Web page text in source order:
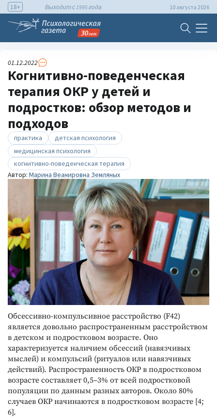
18+ Выходит с 1995 года 10 августа 2026
01.12.2022
Когнитивно-поведенческая
терапия ОКР у детей и
подростков: обзор методов и
подходов
практика
детская психология
медицинская психология
когнитивно-поведенческая терапия
Автор: Марина Веанировна Земляных
Обсессивно-компульсивное расстройство (F42)
является довольно распространенным расстройством
в детском и подростковом возрасте. Оно
характеризуется наличием обсессий (навязчивых
мыслей) и компульсий (ритуалов или навязчивых
действий). Распространенность ОКР в подростковом
возрасте составляет 0,5–3% от всей подростковой
популяции по данным разных авторов. Около 80%
случаев ОКР начинаются в подростковом возрасте [4;
6].